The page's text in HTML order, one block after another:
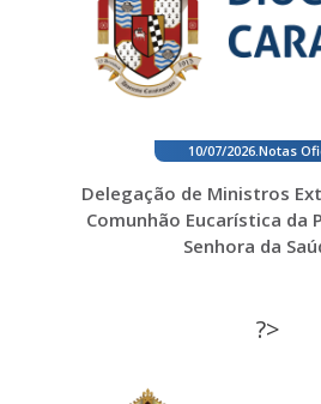
10/07/2026. Notas
Delegação de Ministros
Comunhão Eucarística da
Senhora da
?>